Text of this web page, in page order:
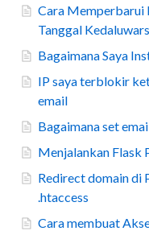
Cara Memperbarui
Tanggal
Bagaimana Saya
IP saya terblokir
email
Bagaimana set
Menjalankan Flask
Redirect domain di
.htaccess
Cara membuat